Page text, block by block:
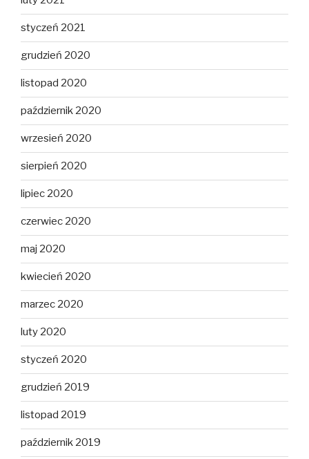
styczeń 2021
grudzień 2020
listopad 2020
październik 2020
wrzesień 2020
sierpień 2020
lipiec 2020
czerwiec 2020
maj 2020
kwiecień 2020
marzec 2020
luty 2020
styczeń 2020
grudzień 2019
listopad 2019
październik 2019